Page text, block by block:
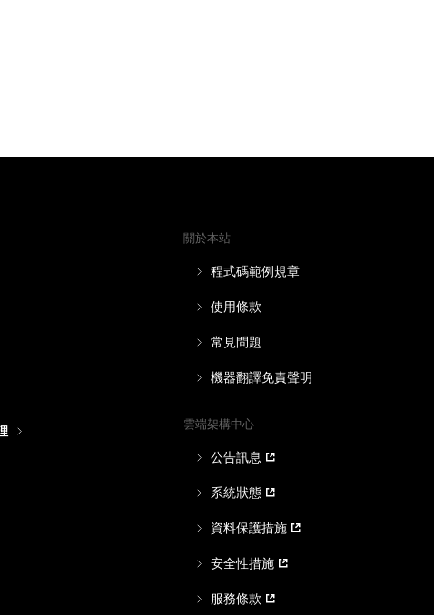
關於本站
程式碼範例規章
使用條款
常見問題
機器翻譯免責聲明
雲端架構中心
公告訊息
系統狀態
資料保護措施
安全性措施
服務條款